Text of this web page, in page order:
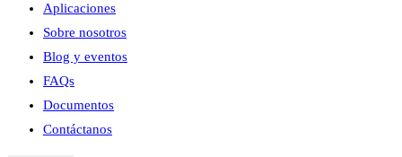
Aplicaciones
Sobre nosotros
Blog y eventos
FAQs
Documentos
Contáctanos